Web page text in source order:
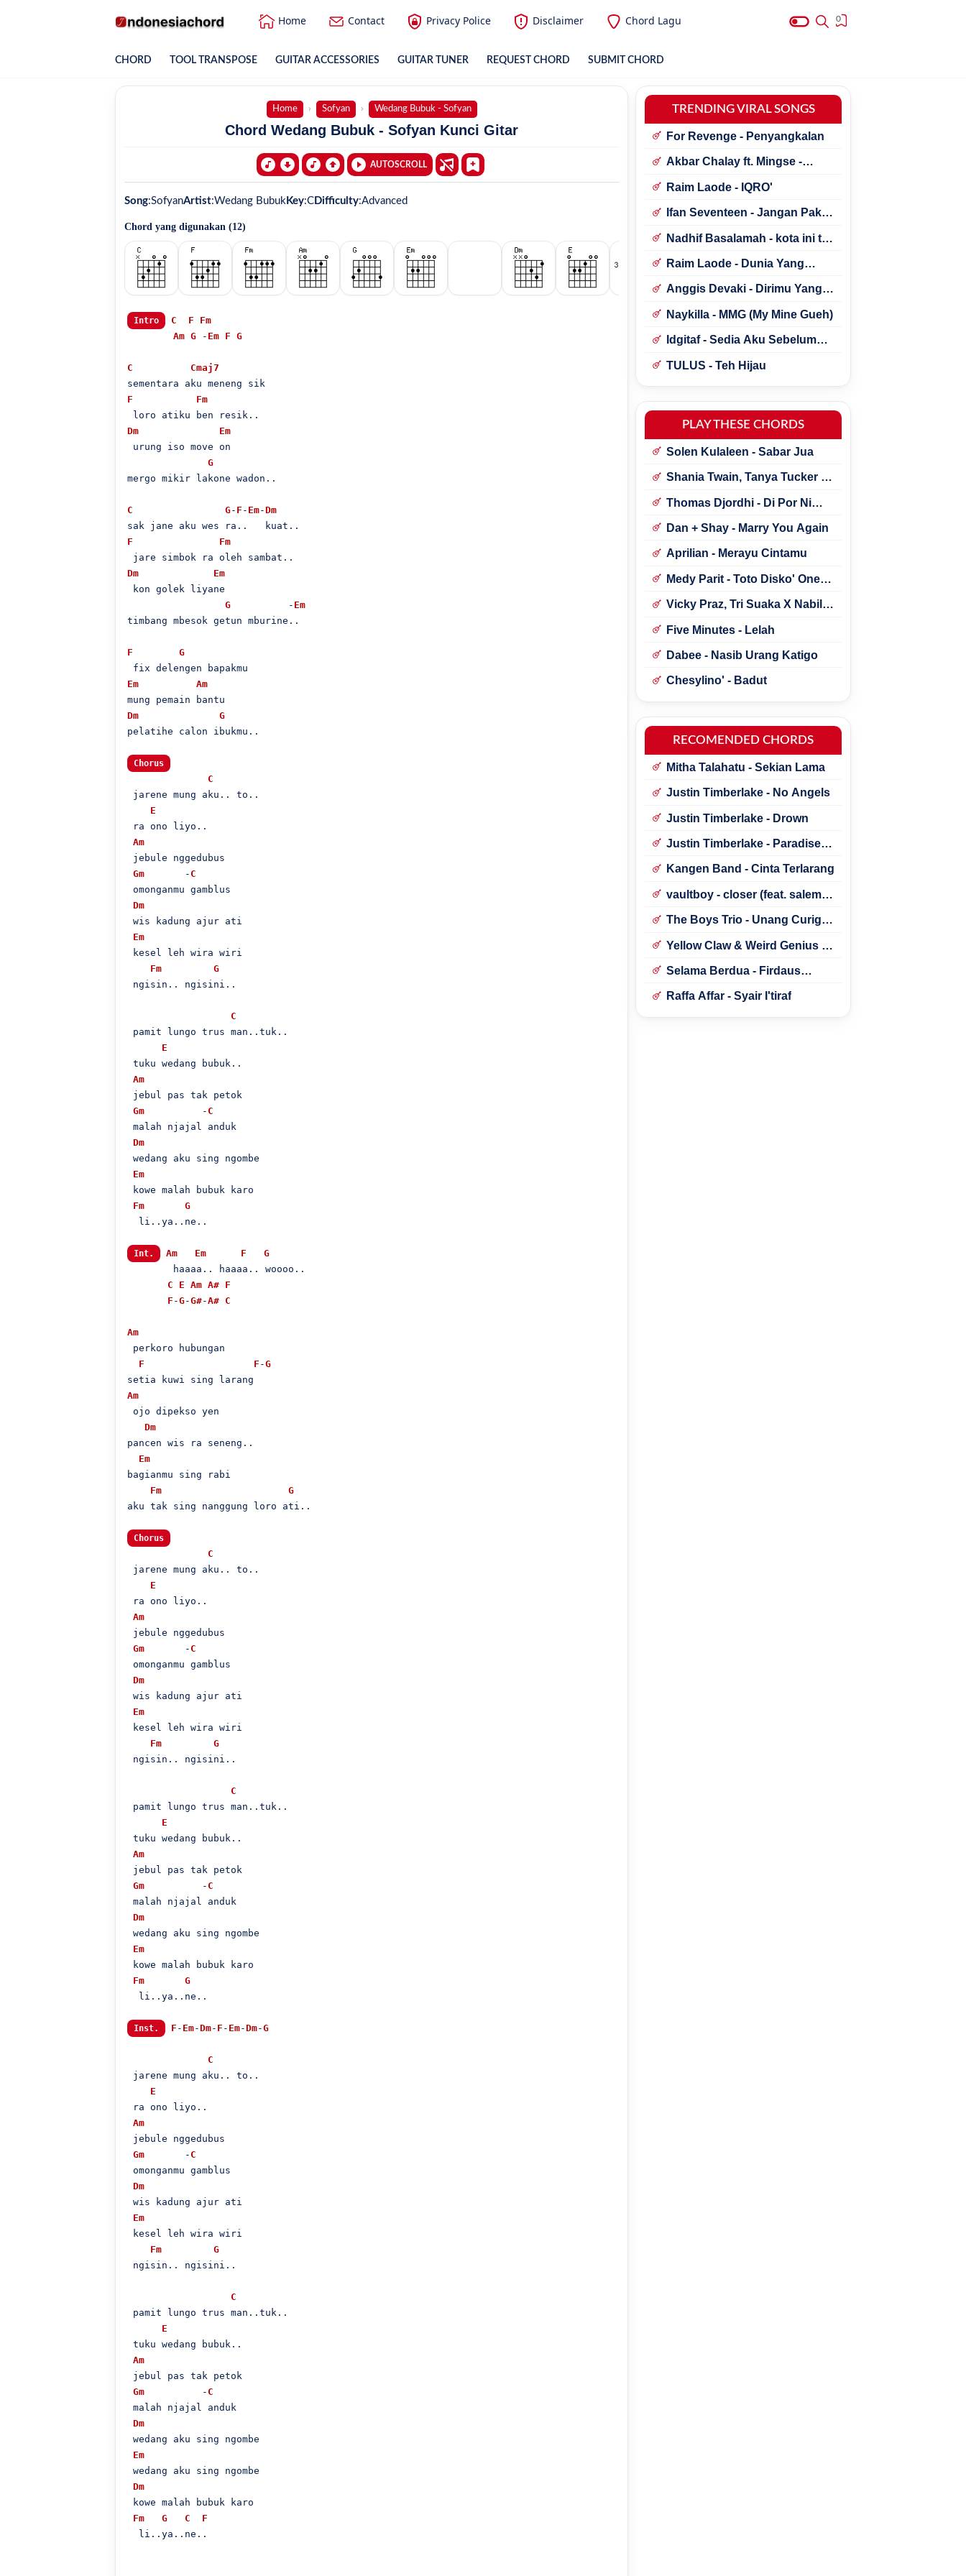
Home Contact Privacy Police Disclaimer Chord Lagu 0
CHORD TOOL TRANSPOSE GUITAR ACCESSORIES GUITAR TUNER REQUEST CHORD SUBMIT CHORD
Home Sofyan Wedang Bubuk - Sofyan
Chord Wedang Bubuk - Sofyan Kunci Gitar
AUTOSCROLL
Song:SofyanArtist:Wedang Bubuk Key:C Difficulty:Advanced
Chord yang digunakan (12)
Intro C F
Fm
Am G - Em F G
C
Cmaj7
F
Fm
Dm
Em
urung iso move on
G
mergo mikir lakone wadon..
C G- F - Em-Dm
F
Fm
Dm
Em
kon golek liyane
G
          -
Em
timbang mbesok getun mburine..
F
G
Em
Am
Dm
G
pelatihe calon ibukmu..
Chorus
C
jarene mung aku.. to..
E
ra ono liyo..
Am
jebule nggedubus
Gm
       -
C
omonganmu gamblus
Dm
wis kadung ajur ati
Em
kesel leh wira wiri
Fm
G
ngisin.. ngisini..
C
pamit lungo trus man..tuk..
E
tuku wedang bubuk..
Am
jebul pas tak petok
Gm
          -
C
malah njajal anduk
Dm
wedang aku sing ngombe
Em
kowe malah bubuk karo
Fm
G
  li..ya..ne..
Int. Am Em F
G
        haaaa.. haaaa.. woooo..
C
E Am A# F
F -G-G#-A# C
Am
perkoro hubungan
F
F -G
Am
ojo dipekso yen
Dm
pancen wis ra seneng..
Em
bagianmu sing rabi
Fm
G
aku tak sing nanggung loro ati..
Chorus
C
jarene mung aku.. to..
E
ra ono liyo..
Am
jebule nggedubus
Gm
       -
C
omonganmu gamblus
Dm
wis kadung ajur ati
Em
kesel leh wira wiri
Fm
G
ngisin.. ngisini..
C
pamit lungo trus man..tuk..
E
tuku wedang bubuk..
Am
jebul pas tak petok
Gm
          -
C
malah njajal anduk
Dm
wedang aku sing ngombe
Em
kowe malah bubuk karo
Fm
G
  li..ya..ne..
Inst. F - Em-Dm- F - Em-Dm-G
C
jarene mung aku.. to..
E
ra ono liyo..
Am
jebule nggedubus
Gm
       -
C
omonganmu gamblus
Dm
wis kadung ajur ati
Em
kesel leh wira wiri
Fm
G
ngisin.. ngisini..
C
pamit lungo trus man..tuk..
E
tuku wedang bubuk..
Am
jebul pas tak petok
Gm
          -
C
malah njajal anduk
Dm
wedang aku sing ngombe
Em
wedang aku sing ngombe
Dm
kowe malah bubuk karo
Fm
G C
F
  li..ya..ne..
TRENDING VIRAL SONGS
For Revenge - Penyangkalan
Akbar Chalay ft. Mingse -
Raim Laode - IQRO'
Ifan Seventeen - Jangan Paksa
Nadhif Basalamah - kota ini tak
Raim Laode - Dunia Yang
Anggis Devaki - Dirimu Yang
Naykilla - MMG (My Mine Gueh)
Idgitaf - Sedia Aku Sebelum
TULUS - Teh Hijau
PLAY THESE CHORDS
Solen Kulaleen - Sabar Jua
Shania Twain, Tanya Tucker -
Thomas Djordhi - Di Por Ni
Dan + Shay - Marry You Again
Aprilian - Merayu Cintamu
Medy Parit - Toto Disko' One
Vicky Praz, Tri Suaka X Nabila
Five Minutes - Lelah
Dabee - Nasib Urang Katigo
Chesylino' - Badut
RECOMENDED CHORDS
Mitha Talahatu - Sekian Lama
Justin Timberlake - No Angels
Justin Timberlake - Drown
Justin Timberlake - Paradise ft.
Kangen Band - Cinta Terlarang
vaultboy - closer (feat. salem
The Boys Trio - Unang Curigai
Yellow Claw & Weird Genius -
Selama Berdua - Firdaus
Raffa Affar - Syair I'tiraf